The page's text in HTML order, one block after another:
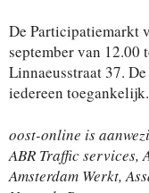
De Participatiemarkt
september van
Linnaeusstraat 37.
iedereen toegankelijk.
oost-online is
ABR Traffic services,
Amsterdam Werkt,